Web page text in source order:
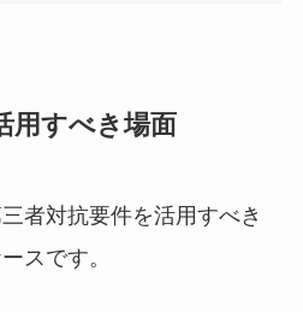
用すべき場面
者対抗要件を活用すべき
スです。